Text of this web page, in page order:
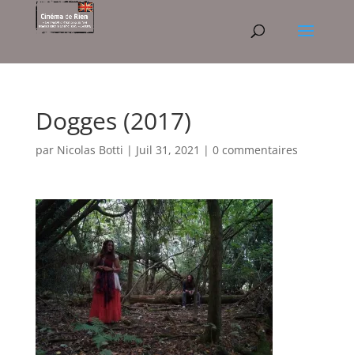
Dogges (2017)
par Nicolas Botti | Juil 31, 2021 | 0 commentaires